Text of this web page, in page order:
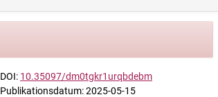
DOI: 10.35097/dm0tgkr1urqbdebm
Publikationsdatum: 2025-05-15